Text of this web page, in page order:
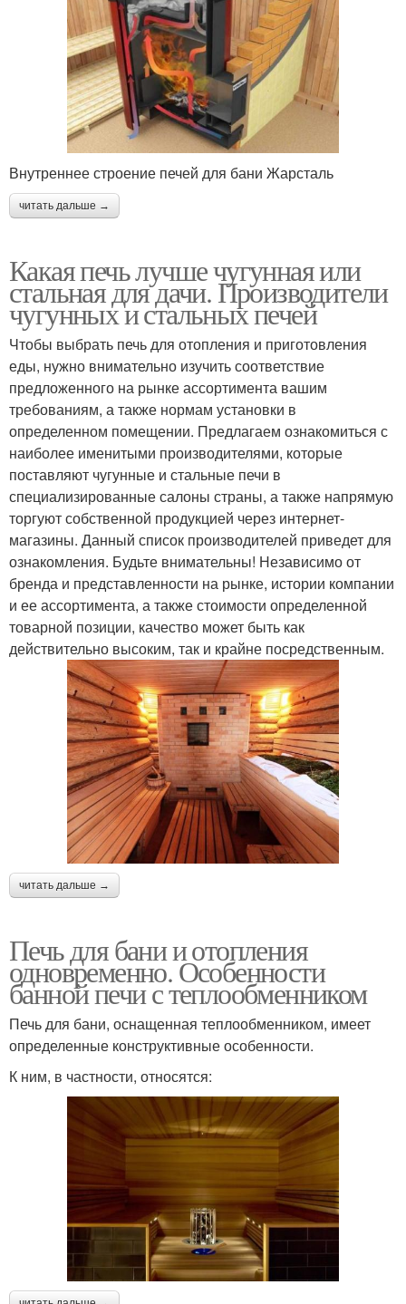
Внутреннее строение печей для бани Жарсталь
читать дальше →
Какая печь лучше чугунная или
стальная для дачи. Производители
чугунных и стальных печей
Чтобы выбрать печь для отопления и приготовления
еды, нужно внимательно изучить соответствие
предложенного на рынке ассортимента вашим
требованиям, а также нормам установки в
определенном помещении. Предлагаем ознакомиться с
наиболее именитыми производителями, которые
поставляют чугунные и стальные печи в
специализированные салоны страны, а также напрямую
торгуют собственной продукцией через интернет-
магазины. Данный список производителей приведет для
ознакомления. Будьте внимательны! Независимо от
бренда и представленности на рынке, истории компании
и ее ассортимента, а также стоимости определенной
товарной позиции, качество может быть как
действительно высоким, так и крайне посредственным.
читать дальше →
Печь для бани и отопления
одновременно. Особенности
банной печи с теплообменником
Печь для бани, оснащенная теплообменником, имеет
определенные конструктивные особенности.
К ним, в частности, относятся: